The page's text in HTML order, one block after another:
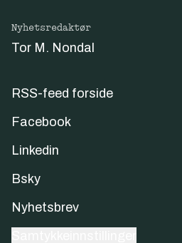
Nyhetsredaktør
Tor M. Nondal
RSS-feed forside
Facebook
Linkedin
Bsky
Nyhetsbrev